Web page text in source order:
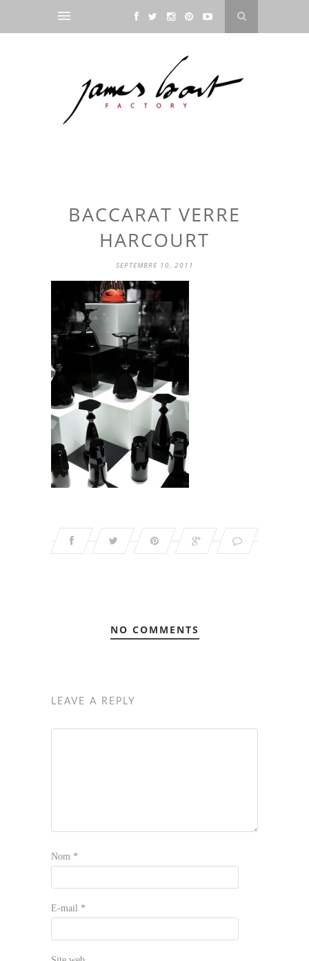
BACCARAT VERRE
HARCOURT
SEPTEMBRE 10, 2011
NO COMMENTS
LEAVE A REPLY
Nom *
E-mail *